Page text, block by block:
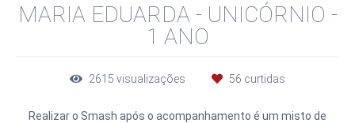
MARIA EDUARDA - UNICÓRNIO -
1 ANO
2615 visualizações 56 curtidas
Realizar o Smash após o acompanhamento é um misto de